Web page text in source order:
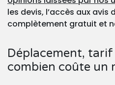
les devis, l’accès aux
complètement gratuit et
Déplacement,
combien coûte un